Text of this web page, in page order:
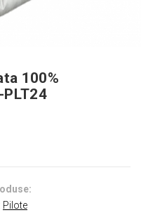
100%
Pilote